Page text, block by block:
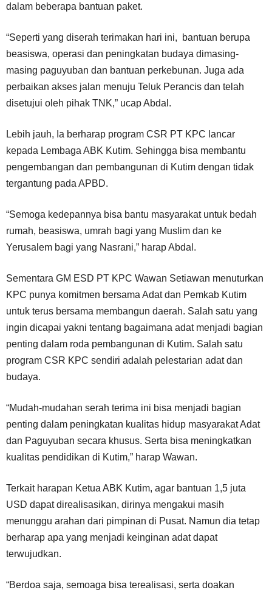
dalam beberapa bantuan paket.
“Seperti yang diserah terimakan hari ini, bantuan berupa
beasiswa, operasi dan peningkatan budaya dimasing-
masing paguyuban dan bantuan perkebunan. Juga ada
perbaikan akses jalan menuju Teluk Perancis dan telah
disetujui oleh pihak TNK,” ucap Abdal.
Lebih jauh, Ia berharap program CSR PT KPC lancar
kepada Lembaga ABK Kutim. Sehingga bisa membantu
pengembangan dan pembangunan di Kutim dengan tidak
tergantung pada APBD.
“Semoga kedepannya bisa bantu masyarakat untuk bedah
rumah, beasiswa, umrah bagi yang Muslim dan ke
Yerusalem bagi yang Nasrani,” harap Abdal.
Sementara GM ESD PT KPC Wawan Setiawan menuturkan
KPC punya komitmen bersama Adat dan Pemkab Kutim
untuk terus bersama membangun daerah. Salah satu yang
ingin dicapai yakni tentang bagaimana adat menjadi bagian
penting dalam roda pembangunan di Kutim. Salah satu
program CSR KPC sendiri adalah pelestarian adat dan
budaya.
“Mudah-mudahan serah terima ini bisa menjadi bagian
penting dalam peningkatan kualitas hidup masyarakat Adat
dan Paguyuban secara khusus. Serta bisa meningkatkan
kualitas pendidikan di Kutim,” harap Wawan.
Terkait harapan Ketua ABK Kutim, agar bantuan 1,5 juta
USD dapat direalisasikan, dirinya mengakui masih
menunggu arahan dari pimpinan di Pusat. Namun dia tetap
berharap apa yang menjadi keinginan adat dapat
terwujudkan.
“Berdoa saja, semoaga bisa terealisasi, serta doakan